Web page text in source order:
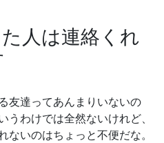
人は連絡くれ
友達ってあんまりいないの
うわけでは全然ないけれど、
ないのはちょっと不便だな。